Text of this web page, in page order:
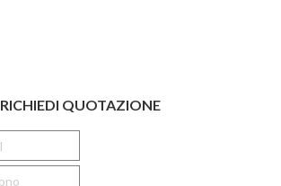
RICHIEDI QUOTAZIONE